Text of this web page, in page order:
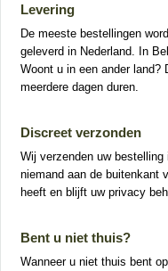
Levering
De meeste bestellingen
geleverd in Nederland. In
Woont u in een ander land?
meerdere dagen duren.
Discreet verzonden
Wij verzenden uw
niemand aan de buitenkant
heeft en blijft uw privacy
Bent u niet thuis?
Wanneer u niet thuis bent